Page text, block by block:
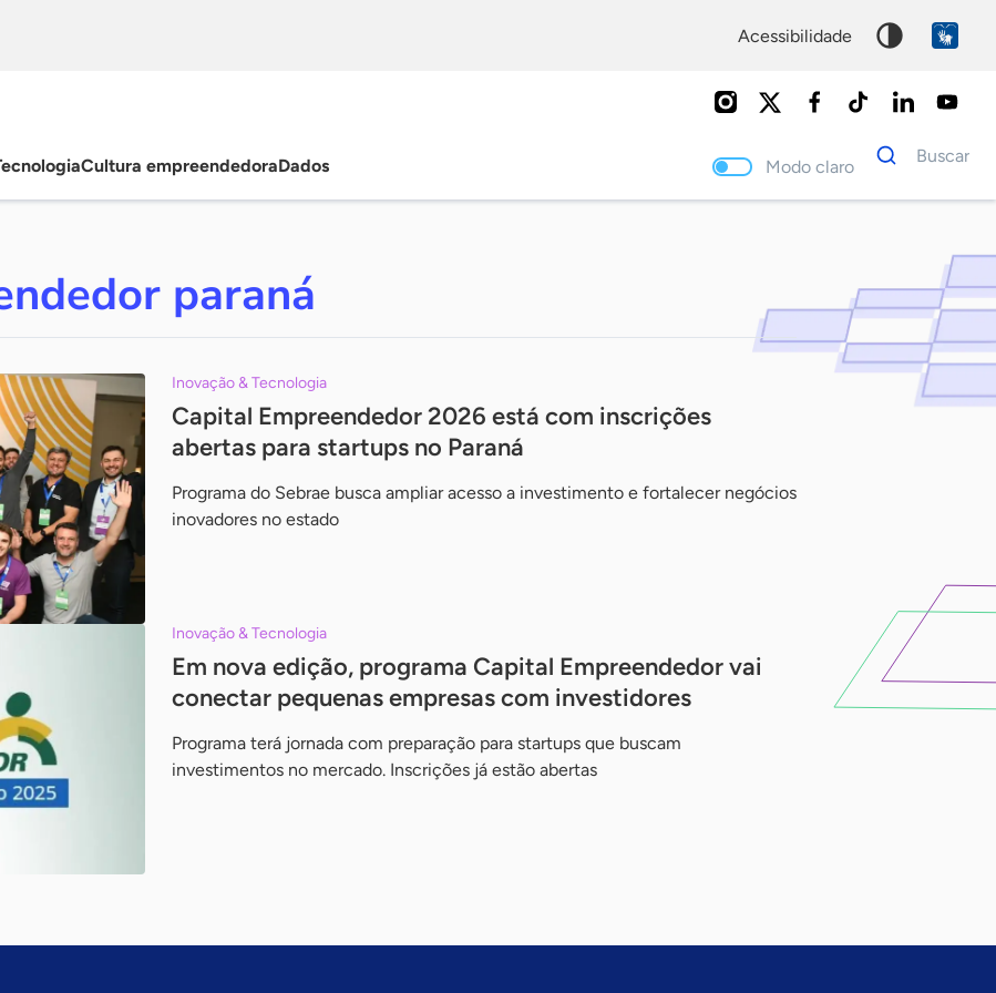
acessibilidade
Cultura empreendedoraDados Modo claro
Dados
para
Buscar
paraná
Inovação & Tecnologia
Capital Empreendedor 2026 está com inscrições
abertas para startups no Paraná
Programa do Sebrae busca ampliar acesso a investimento e fortalecer negócios
inovadores no estado
Inovação & Tecnologia
Em nova edição, programa Capital Empreendedor vai
conectar pequenas empresas com investidores
Programa terá jornada com preparação para startups que buscam
investimentos no mercado. Inscrições já estão abertas